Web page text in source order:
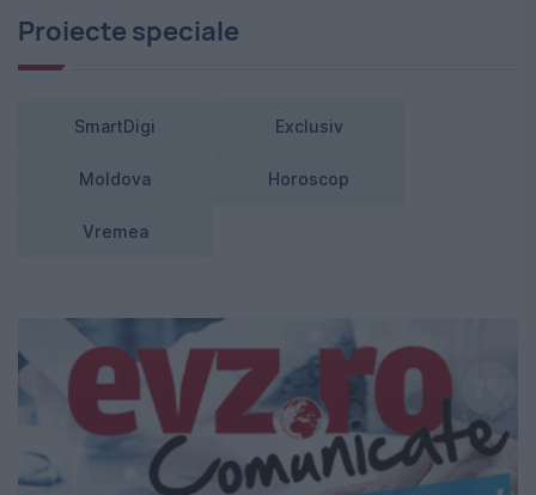
Proiecte speciale
SmartDigi Exclusiv
Moldova Horoscop
Vremea